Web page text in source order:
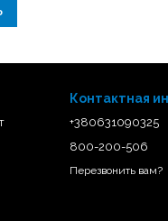
Контактная
+380631090325
800-200-506
Перезвонить вам?